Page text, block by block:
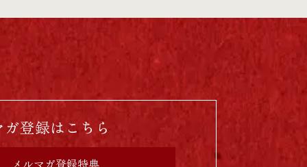
登録はこちら
メルマガ登録特典